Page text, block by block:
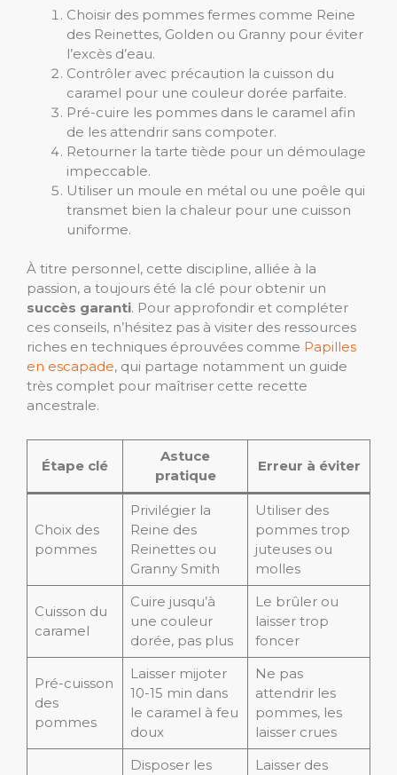
Choisir des pommes fermes comme Reine
des Reinettes, Golden ou Granny pour éviter
l’excès d’eau.
Contrôler avec précaution la cuisson du
caramel pour une couleur dorée parfaite.
Pré-cuire les pommes dans le caramel afin
de les attendrir sans compoter.
Retourner la tarte tiède pour un démoulage
impeccable.
Utiliser un moule en métal ou une poêle qui
transmet bien la chaleur pour une cuisson
uniforme.
À titre personnel, cette discipline, alliée à la
passion, a toujours été la clé pour obtenir un
succès garanti. Pour approfondir et compléter
ces conseils, n’hésitez pas à visiter des ressources
riches en techniques éprouvées comme Papilles
en escapade, qui partage notamment un guide
très complet pour maîtriser cette recette
ancestrale.
Étape clé
Astuce
pratique
Erreur à éviter
Choix des
pommes
Privilégier la
Reine des
Reinettes ou
Granny Smith
Utiliser des
pommes trop
juteuses ou
molles
Cuisson du
caramel
Cuire jusqu’à
une couleur
dorée, pas plus
Le brûler ou
laisser trop
foncer
Pré-cuisson
des
pommes
Laisser mijoter
10-15 min dans
le caramel à feu
doux
Ne pas
attendrir les
pommes, les
laisser crues
Disposer les
Laisser des